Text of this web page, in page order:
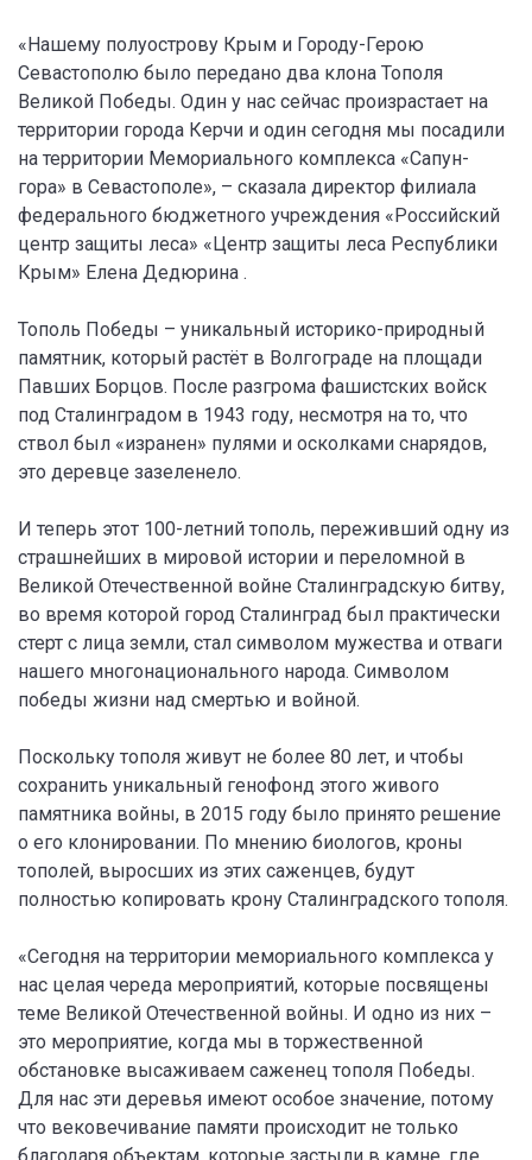
«Нашему полуострову Крым и Городу-Герою
Севастополю было передано два клона Тополя
Великой Победы. Один у нас сейчас произрастает на
территории города Керчи и один сегодня мы посадили
на территории Мемориального комплекса «Сапун-
гора» в Севастополе», – сказала директор филиала
федерального бюджетного учреждения «Российский
центр защиты леса» «Центр защиты леса Республики
Крым» Елена Дедюрина .
Тополь Победы – уникальный историко-природный
памятник, который растёт в Волгограде на площади
Павших Борцов. После разгрома фашистских войск
под Сталинградом в 1943 году, несмотря на то, что
ствол был «изранен» пулями и осколками снарядов,
это деревце зазеленело.
И теперь этот 100-летний тополь, переживший одну из
страшнейших в мировой истории и переломной в
Великой Отечественной войне Сталинградскую битву,
во время которой город Сталинград был практически
стерт с лица земли, стал символом мужества и отваги
нашего многонационального народа. Символом
победы жизни над смертью и войной.
Поскольку тополя живут не более 80 лет, и чтобы
сохранить уникальный генофонд этого живого
памятника войны, в 2015 году было принято решение
о его клонировании. По мнению биологов, кроны
тополей, выросших из этих саженцев, будут
полностью копировать крону Сталинградского тополя.
«Сегодня на территории мемориального комплекса у
нас целая череда мероприятий, которые посвящены
теме Великой Отечественной войны. И одно из них –
это мероприятие, когда мы в торжественной
обстановке высаживаем саженец тополя Победы.
Для нас эти деревья имеют особое значение, потому
что вековечивание памяти происходит не только